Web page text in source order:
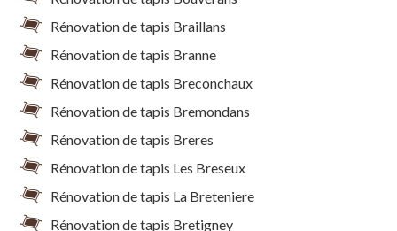
Rénovation de tapis Braillans
Rénovation de tapis Branne
Rénovation de tapis Breconchaux
Rénovation de tapis Bremondans
Rénovation de tapis Breres
Rénovation de tapis Les Breseux
Rénovation de tapis La Breteniere
Rénovation de tapis Bretigney